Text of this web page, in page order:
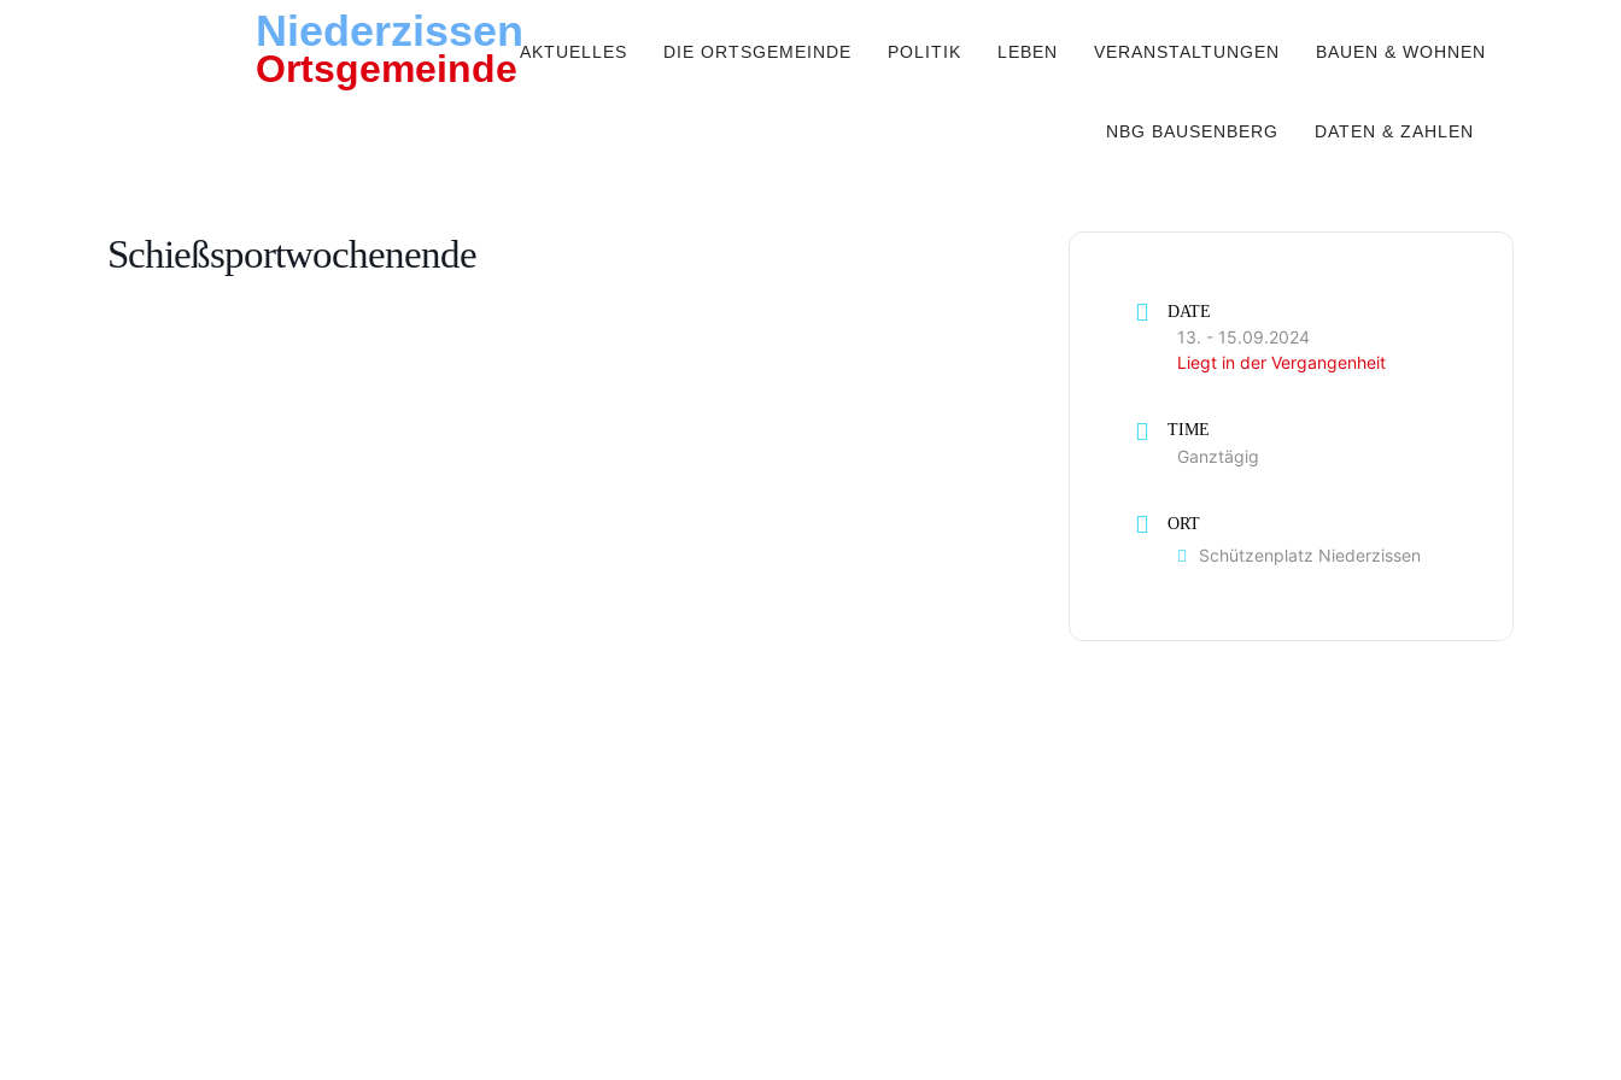
Niederzissen
OrtsgemeindeAKTUELLES DIE ORTSGEMEINDE POLITIK LEBEN VERANSTALTUNGEN BAUEN & WOHNEN
NBG BAUSENBERG DATEN & ZAHLEN
Schießsportwochenende
DATE
13. - 15.09.2024
Liegt in der Vergangenheit
TIME
Ganztägig
ORT
Schützenplatz Niederzissen